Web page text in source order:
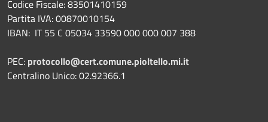
Codice Fiscale: 83501410159
Partita IVA: 00870010154
IBAN: IT 55 C 05034 33590 000 000 007 388
PEC: protocollo@cert.comune.pioltello.mi.it
Centralino Unico: 02.92366.1